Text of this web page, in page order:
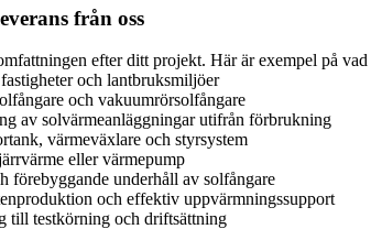
från oss
efter ditt projekt. Här är exempel på
och lantbruksmiljöer
och vakuumrörsolfångare
av solvärmeanläggningar utifrån förbrukning
värmeväxlare och styrsystem
eller värmepump
förebyggande underhåll av solfångare
och effektiv uppvärmningssupport
till testkörning och driftsättning